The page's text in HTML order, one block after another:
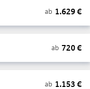
ab 1.629€
ab 720€
ab 1.153 €